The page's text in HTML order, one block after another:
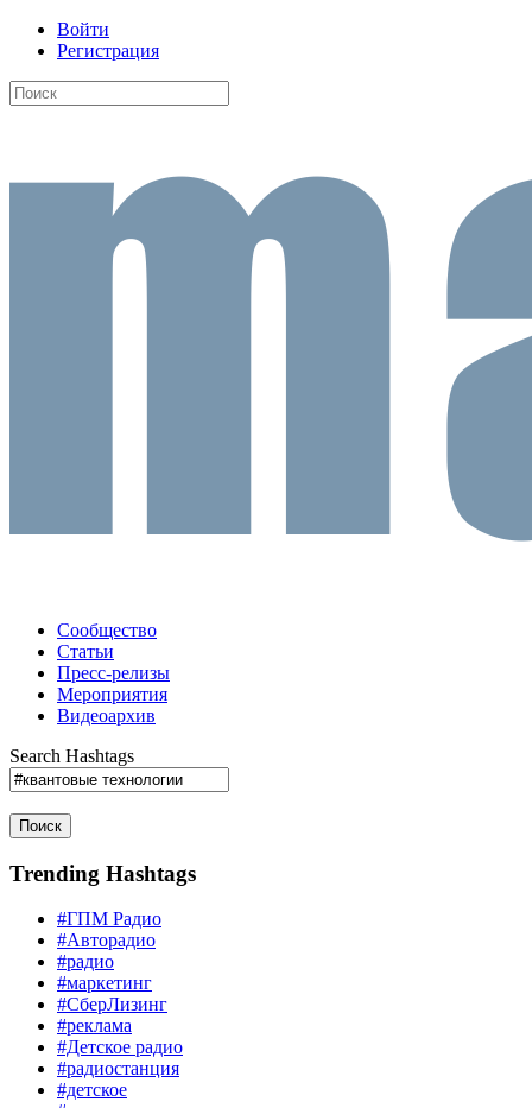
Войти
Регистрация
Сообщество
Статьи
Пресс-релизы
Мероприятия
Видеоархив
Search Hashtags
Поиск
Trending Hashtags
#ГПМ Радио
#Авторадио
#радио
#маркетинг
#СберЛизинг
#реклама
#Детское радио
#радиостанция
#детское